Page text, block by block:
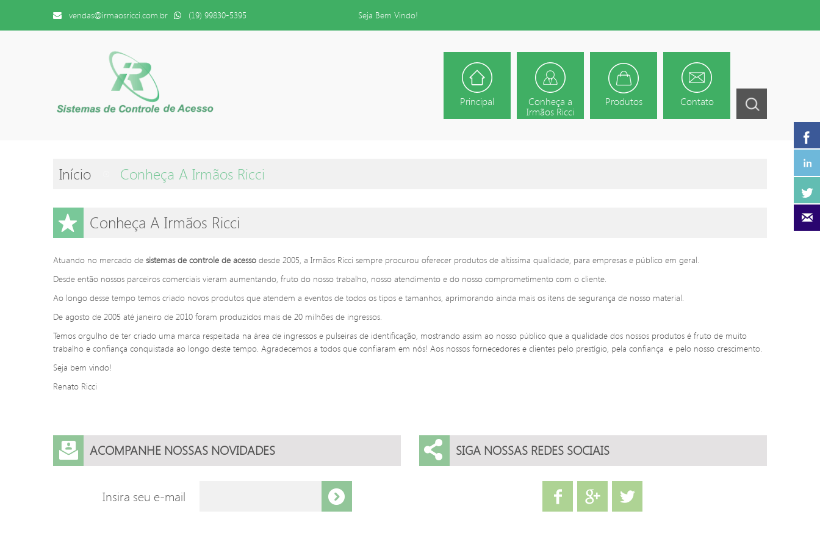
vendas@irmaosricci.com.br (19) 99830-5395 Seja Bem Vindo!
Principal Conheça a
Irmãos Ricci
Produtos Contato
Início Conheça A Irmãos Ricci
Conheça A Irmãos Ricci
Atuando no mercado de sistemas de controle de acesso desde 2005, a Irmãos Ricci sempre procurou oferecer produtos de altíssima qualidade, para empresas e público em geral.
Desde então nossos parceiros comerciais vieram aumentando, fruto do nosso trabalho, nosso atendimento e do nosso comprometimento com o cliente.
Ao longo desse tempo temos criado novos produtos que atendem a eventos de todos os tipos e tamanhos, aprimorando ainda mais os itens de segurança de nosso material.
De agosto de 2005 até janeiro de 2010 foram produzidos mais de 20 milhões de ingressos.
Temos orgulho de ter criado uma marca respeitada na área de ingressos e pulseiras de identificação, mostrando assim ao nosso público que a qualidade dos nossos produtos é fruto de muito
trabalho e confiança conquistada ao longo deste tempo. Agradecemos a todos que confiaram em nós! Aos nossos fornecedores e clientes pelo prestígio, pela confiança e pelo nosso crescimento.
Seja bem vindo!
Renato Ricci
ACOMPANHE NOSSAS NOVIDADES
Insira seu e-mail
SIGA NOSSAS REDES SOCIAIS